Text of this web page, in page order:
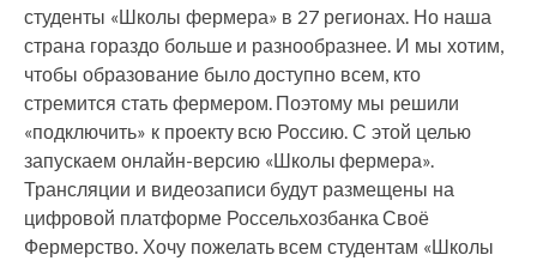
студенты «Школы фермера» в 27 регионах. Но наша
страна гораздо больше и разнообразнее. И мы хотим,
чтобы образование было доступно всем, кто
стремится стать фермером. Поэтому мы решили
«подключить» к проекту всю Россию. С этой целью
запускаем онлайн-версию «Школы фермера».
Трансляции и видеозаписи будут размещены на
цифровой платформе Россельхозбанка Своё
Фермерство. Хочу пожелать всем студентам «Школы